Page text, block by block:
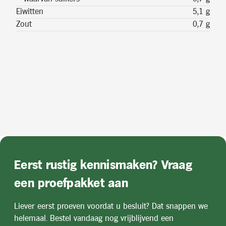
Eiwitten
5,1 g
Zout
0,7 g
Eerst rustig kennismaken? Vraag
een proefpakket aan
Liever eerst proeven voordat u besluit? Dat snappen we
helemaal. Bestel vandaag nog vrijblijvend een